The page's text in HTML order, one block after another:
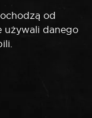
od
używali danego